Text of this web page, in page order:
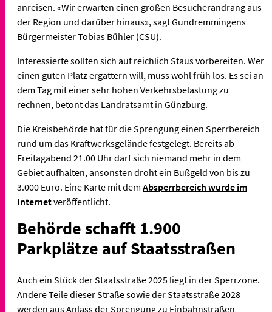
anreisen. «Wir erwarten einen großen Besucherandrang aus
der Region und darüber hinaus», sagt Gundremmingens
Bürgermeister Tobias Bühler (CSU).
Interessierte sollten sich auf reichlich Staus vorbereiten. Wer
einen guten Platz ergattern will, muss wohl früh los. Es sei an
dem Tag mit einer sehr hohen Verkehrsbelastung zu
rechnen, betont das Landratsamt in Günzburg.
Die Kreisbehörde hat für die Sprengung einen Sperrbereich
rund um das Kraftwerksgelände festgelegt. Bereits ab
Freitagabend 21.00 Uhr darf sich niemand mehr in dem
Gebiet aufhalten, ansonsten droht ein Bußgeld von bis zu
3.000 Euro. Eine Karte mit dem Absperrbereich wurde im
Internetveröffentlicht.
Behörde schafft 1.900
Parkplätze auf Staatsstraßen
Auch ein Stück der Staatsstraße 2025 liegt in der Sperrzone.
Andere Teile dieser Straße sowie der Staatsstraße 2028
werden aus Anlass der Sprengung zu Einbahnstraßen